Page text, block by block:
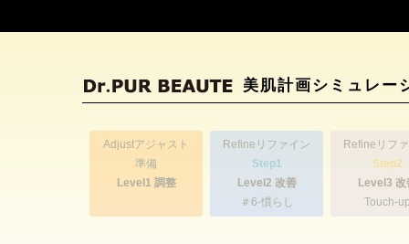
美肌計画シミュレー
Adjustアジャスト
準備
Level1 調整
Refine リファイン
Step1
Level2 改善
＃6-慣らし
Refine リフ
Step2
Level3 改
Touch-